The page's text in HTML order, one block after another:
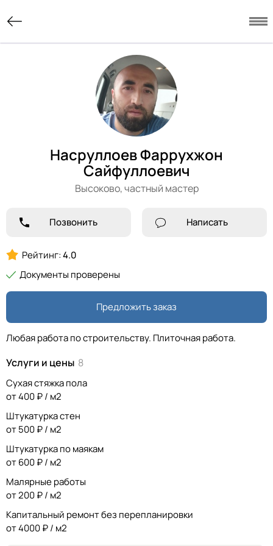
Насруллоев Фаррухжон
Сайфуллоевич
Высоково,частный мастер
Позвонить Написать
Рейтинг:4.0
Документы проверены
Предложить заказ
Любая работа по строительству. Плиточная работа.
Услуги и цены 8
Сухая стяжка пола
от 400 ₽ / м2
Штукатурка стен
от 500 ₽ / м2
Штукатурка по маякам
от 600 ₽ / м2
Малярные работы
от 200 ₽ / м2
Капитальный ремонт без перепланировки
от 4000 ₽ / м2